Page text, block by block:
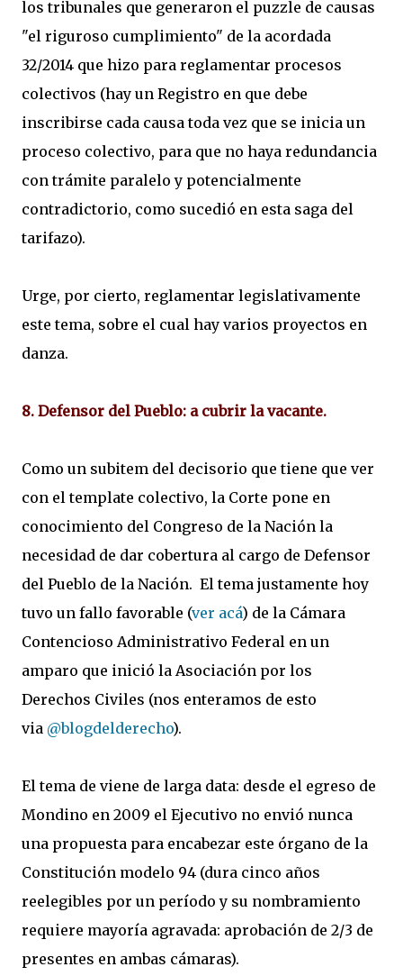
los tribunales que generaron el puzzle de causas
"el riguroso cumplimiento" de la acordada
32/2014 que hizo para reglamentar procesos
colectivos (hay un Registro en que debe
inscribirse cada causa toda vez que se inicia un
proceso colectivo, para que no haya redundancia
con trámite paralelo y potencialmente
contradictorio, como sucedió en esta saga del
tarifazo).
Urge, por cierto, reglamentar legislativamente
este tema, sobre el cual hay varios proyectos en
danza.
8. Defensor del Pueblo: a cubrir la vacante.
Como un subitem del decisorio que tiene que ver
con el template colectivo, la Corte pone en
conocimiento del Congreso de la Nación la
necesidad de dar cobertura al cargo de Defensor
del Pueblo de la Nación. El tema justamente hoy
tuvo un fallo favorable (ver acá) de la Cámara
Contencioso Administrativo Federal en un
amparo que inició la Asociación por los
Derechos Civiles (nos enteramos de esto
via @blogdelderecho).
El tema de viene de larga data: desde el egreso de
Mondino en 2009 el Ejecutivo no envió nunca
una propuesta para encabezar este órgano de la
Constitución modelo 94 (dura cinco años
reelegibles por un período y su nombramiento
requiere mayoría agravada: aprobación de 2/3 de
presentes en ambas cámaras).